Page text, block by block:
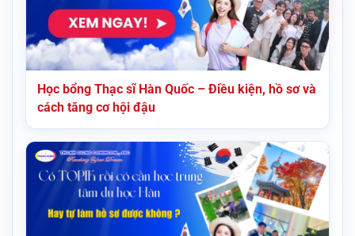
Học bổng Thạc sĩ Hàn Quốc – Điều kiện, hồ sơ và
cách tăng cơ hội đậu